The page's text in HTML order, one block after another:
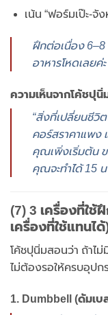
เน้น “ฟอร์มเป๊ะ-จั
ฝึกต่อเนื่อง 6–8
อาหารโหดเลยค่ะ
ความเห็นจากโค้ชปุนิ่
“สิ่งที่เปลี่ยนชีวิ
คอร์สราคาแพง
คุณเพิ่งเริ่มต้น
คุณจะทำได้ 15
(7) 3 เครื่องที่ใช้
เครื่องที่ใช้แทนได้
โค้ชปุนิ่มสอนว่า ถ้าไม่
ไม่ต้องรอให้ครบอุป
1. Dumbbell (ดัมเบ